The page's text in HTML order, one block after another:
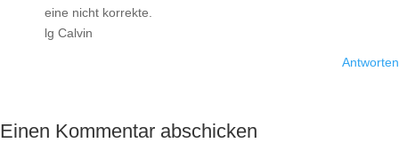
eine nicht korrekte.
lg Calvin
Antworten
Einen Kommentar abschicken